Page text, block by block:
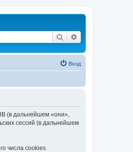
Поиск
Вход
(в дальнейшем «они»,
сессий (в дальнейшем
числа cookies